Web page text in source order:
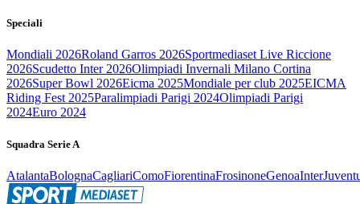
Speciali
Mondiali 2026Roland Garros 2026Sportmediaset Live Riccione
2026Scudetto Inter 2026Olimpiadi Invernali Milano Cortina
2026Super Bowl 2026Eicma 2025Mondiale per club 2025EICMA
Riding Fest 2025Paralimpiadi Parigi 2024Olimpiadi Parigi
2024Euro 2024
Squadra Serie A
AtalantaBolognaCagliariComoFiorentinaFrosinoneGenoaInter